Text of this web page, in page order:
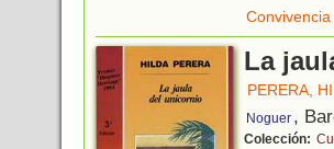
Convivencia
La
PERERA,
Noguer ,
Colección: